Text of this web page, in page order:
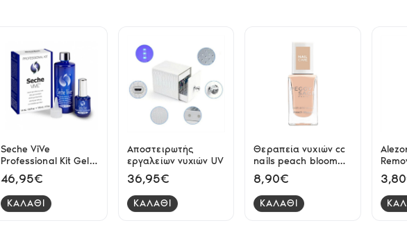
Seche ViVe
Professional Kit Gel
Effect Top Coat 118ml
+ 14ml
46,95€
ΚΑΛΑΘΙ
Αποστειρωτής
εργαλείων νυχιών UV
36,95€
ΚΑΛΑΘΙ
Θεραπεία νυχιών cc
nails peach bloom
Peggy Sage
8,90€
ΚΑΛΑΘΙ